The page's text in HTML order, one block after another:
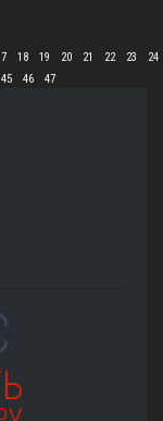
18 19 20 21 22 23
24
45 46 47